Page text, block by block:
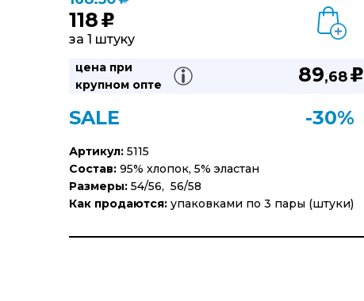
118 u
за 1 штуку
цена при
крупном опте
89,68u
SALE -30%
Артикул: 5115
Состав: 95% хлопок, 5% эластан
Размеры: 54/56, 56/58
Как продаются: упаковками по 3 пары (штуки)